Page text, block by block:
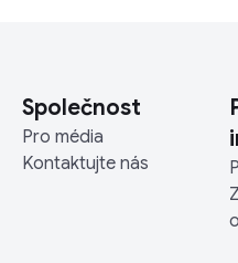
Společnost
Pro média
Kontaktujte nás